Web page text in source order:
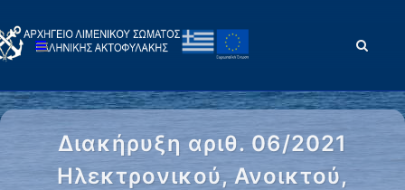
Διακήρυξη αριθ. 06/2021
Ηλεκτρονικού, Ανοικτού,